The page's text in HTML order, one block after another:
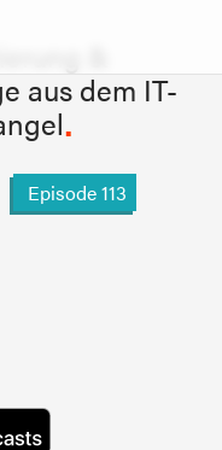
&
aus dem IT-
Episode113